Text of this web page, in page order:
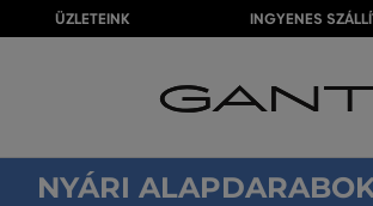
ÜZLETEINK INGYENES
NYÁRI